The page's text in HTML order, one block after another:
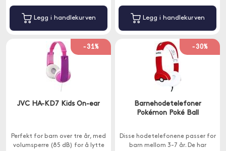
Legg i handlekurven Legg i handlekurven
-31%
JVC HA-KD7 Kids On-ear
Perfekt for barn over tre år, med
volumsperre (85 dB) for å lytte
-30%
Barnehodetelefoner
Pokémon Poké Ball
Disse hodetelefonene passer for
barn mellom 3-7 år. De har